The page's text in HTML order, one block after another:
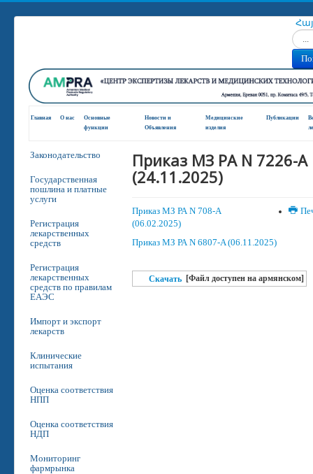
Главная О нас
Основные
функции
Новости и
Oбъявления
Медицинские
изделия
Публикации
Законодательство
Государственная
пошлина и платные
услуги
Регистрация
лекарственных
средств
Регистрация
лекарственных
средств по правилам
ЕАЭС
Импорт и экспорт
лекарств
Клинические
испытания
Оценка соответствия
НПП
Оценка соответствия
НДП
Мониторинг
фармрынка
Приказ МЗ РА N 7226-A
(24.11.2025)
Приказ МЗ РА N 708-A
(06.02.2025)
Приказ МЗ РА N 6807-A (06.11.2025)
Скачать [Файл доступен на армянском]